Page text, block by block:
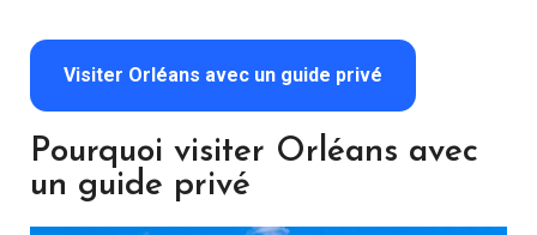
Visiter Orléans avec un guide privé
Pourquoi visiter Orléans avec
un guide privé